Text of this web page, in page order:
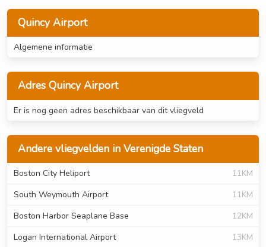
Quincy Airport
Algemene informatie
Adres Quincy Airport
Er is nog geen adres beschikbaar van dit vliegveld
Andere vliegvelden in Verenigde Staten
Boston City Heliport
11KM
South Weymouth Airport
11KM
Boston Harbor Seaplane Base
12KM
Logan International Airport
13KM